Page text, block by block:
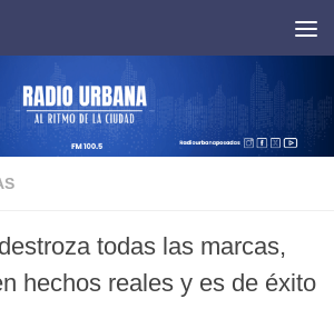
todas las marcas,
hechos reales y es de éxito